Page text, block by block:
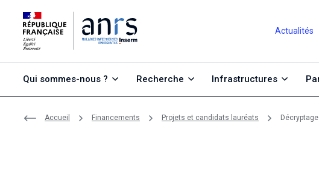
Actualités
Qui sommes-nous ? Recherche Infrastructures
Accueil Financements Projets et candidats lauréats